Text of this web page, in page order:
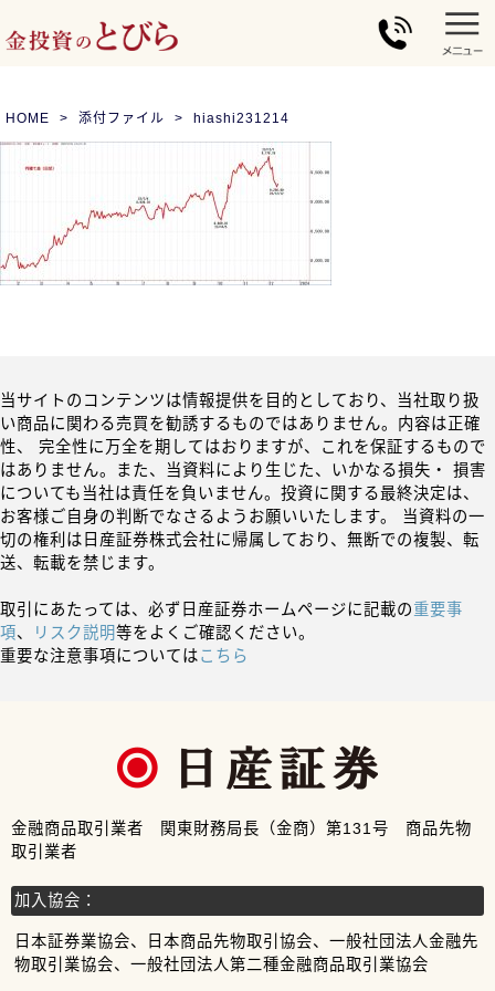
HOME 添付ファイル hiashi231214
当サイトのコンテンツは情報提供を目的としており、当社取り扱
い商品に関わる売買を勧誘するものではありません。内容は正確
性、 完全性に万全を期してはおりますが、これを保証するもので
はありません。また、当資料により生じた、いかなる損失・ 損害
についても当社は責任を負いません。投資に関する最終決定は、
お客様ご自身の判断でなさるようお願いいたします。 当資料の一
切の権利は日産証券株式会社に帰属しており、無断での複製、転
送、転載を禁じます。
取引にあたっては、必ず日産証券ホームページに記載の重要事
項、 リスク説明等をよくご確認ください。
重要な注意事項についてはこちら
金融商品取引業者 関東財務局長（金商）第131号 商品先物
取引業者
加入協会：
日本証券業協会、日本商品先物取引協会、一般社団法人金融先
物取引業協会、一般社団法人第二種金融商品取引業協会